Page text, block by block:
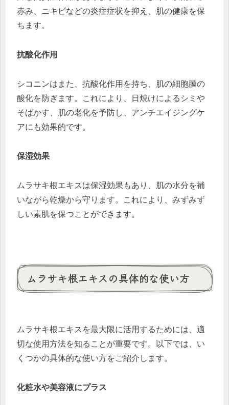
赤み、ニキビなどの炎症症状を抑え、肌の健康を保
ちます。
抗酸化作用
シコニンはまた、抗酸化作用を持ち、肌の細胞膜の
酸化を防ぎます。これにより、日焼けによるシミや
そばかす、肌の老化を予防し、アンチエイジングケ
アにも効果的です。
保湿効果
ムラサキ根エキスは保湿効果もあり、肌の水分を補
いながら乾燥から守ります。これにより、みずみず
しい素肌を保つことができます。
ムラサキ根エキスの具体的な使い方
ムラサキ根エキスを最大限に活用するためには、適
切な使用方法を知ることが重要です。以下では、い
くつかの具体的な使い方をご紹介します。
化粧水や美容液にプラス